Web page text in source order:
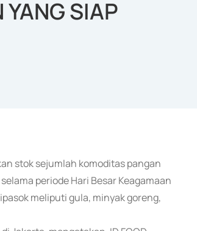
SIAP
stok sejumlah komoditas pangan
periode Hari Besar Keagamaan
meliputi gula, minyak goreng,